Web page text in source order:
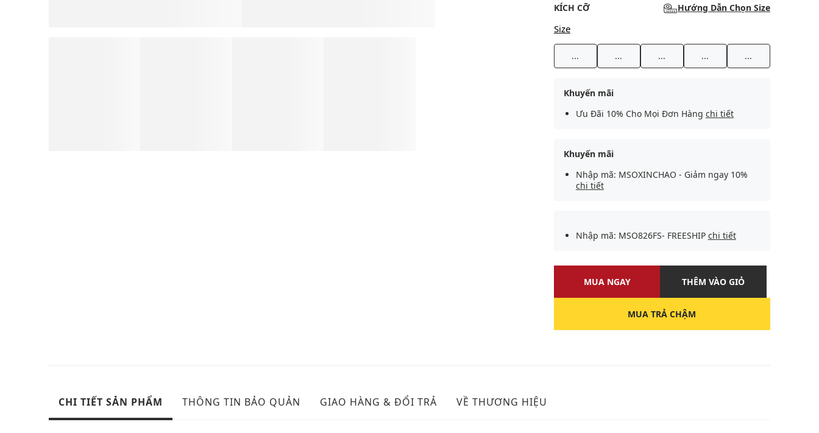
KÍCH CỠ Hướng Dẫn Chọn Size
Size
... ... ... ... ...
Khuyến mãi
Ưu Đãi 10% Cho Mọi Đơn Hàng chi tiết
Khuyến mãi
Nhập mã: MSOXINCHAO - Giảm ngay 10%
chi tiết
Nhập mã: MSO826FS- FREESHIP chi tiết
MUA NGAY THÊM VÀO GIỎ
MUA TRẢ CHẬM
CHI TIẾT SẢN PHẨM THÔNG TIN BẢO QUẢN GIAO HÀNG & ĐỔI TRẢ VỀ THƯƠNG HIỆU